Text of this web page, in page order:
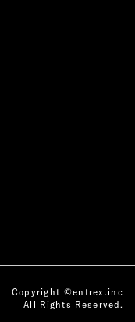
Copyright ©entrex.inc
All Rights Reserved.